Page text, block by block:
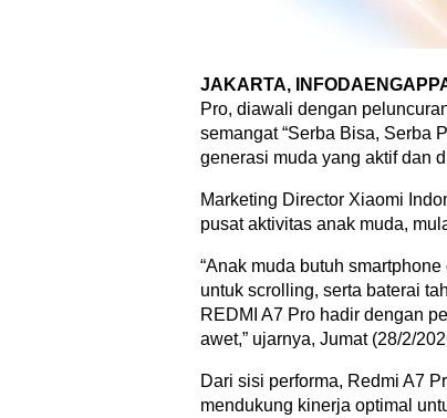
JAKARTA,
Pro, diawali dengan
semangat “Serba Bisa, Serba
generasi muda yang aktif dan
Marketing Director Xiaomi
pusat aktivitas anak muda,
“Anak muda butuh
untuk scrolling, serta baterai
REDMI A7 Pro hadir dengan
awet,” ujarnya, Jumat (28/2/
Dari sisi performa, Redmi A7
mendukung kinerja optimal